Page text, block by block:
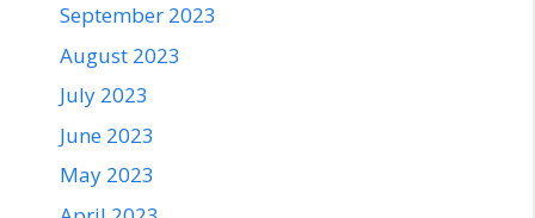
September 2023
August 2023
July 2023
June 2023
May 2023